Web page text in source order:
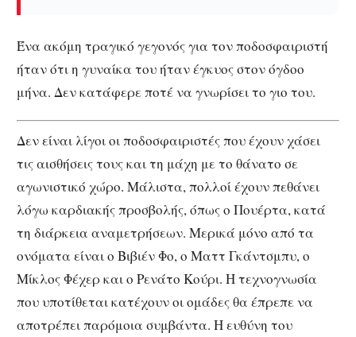
Ένα ακόμη τραγικό γεγονός για τον ποδοσφαιριστή
ήταν ότι η γυναίκα του ήταν έγκυος στον όγδοο
μήνα. Δεν κατάφερε ποτέ να γνωρίσει το γιο του.
Δεν είναι λίγοι οι ποδοσφαιριστές που έχουν χάσει
τις αισθήσεις τους και τη μάχη με το θάνατο σε
αγωνιστικό χώρο. Μάλιστα, πολλοί έχουν πεθάνει
λόγω καρδιακής προσβολής, όπως ο Πουέρτα, κατά
τη διάρκεια αναμετρήσεων. Μερικά μόνο από τα
ονόματα είναι ο Βιβιέν Φο, ο Ματτ Γκάντσμπυ, ο
Μίκλος Φέχερ και ο Ρενάτο Κούρι. Η τεχνογνωσία
που υποτίθεται κατέχουν οι ομάδες θα έπρεπε να
αποτρέπει παρόμοια συμβάντα. Η ευθύνη του